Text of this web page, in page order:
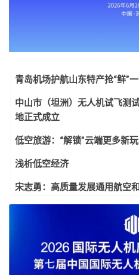
青岛机场护航山东特产抢“鲜”
中山市（坦洲）无人机试飞测
地正式成立
低空旅游：“解锁”云端更多新
浅析低空经济
宋志勇：高质量发展通用航空